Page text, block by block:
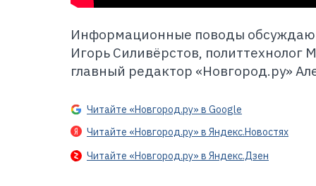
Информационные поводы
Игорь Силивёрстов,
главный редактор «Новгород.ру»
Читайте «Новгород.ру» в Google
Читайте «Новгород.ру» в Яндекс.Новостях
Читайте «Новгород.ру» в Яндекс.Дзен